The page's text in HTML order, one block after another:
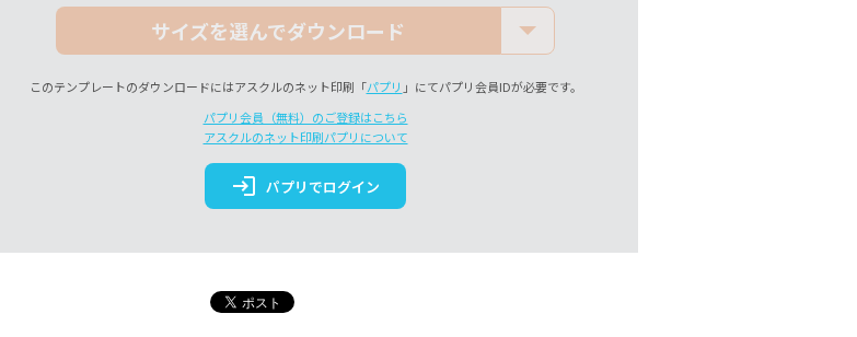
サイズを選んでダウンロード
このテンプレートのダウンロードにはアスクルのネット印刷「パプリ 」にてパプリ会員IDが必要です。
パプリ会員（無料）のご登録はこちら
アスクルのネット印刷パプリについて
login パプリでログイン